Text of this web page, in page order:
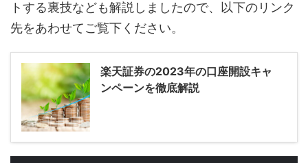
トする裏技なども解説しましたので、以下のリンク
先をあわせてご覧下ください。
楽天証券の2023年の口座開設キャ
ンペーンを徹底解説